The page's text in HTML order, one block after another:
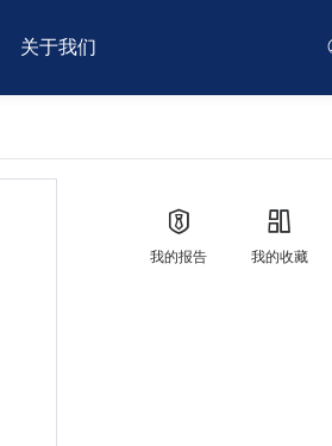
关于我们
我的报告 我的收藏